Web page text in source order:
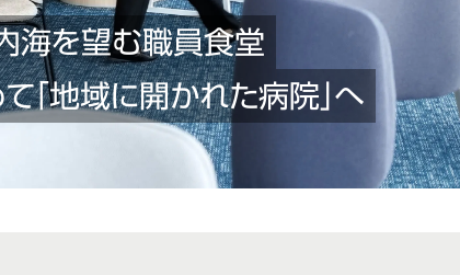
海を望む職員食堂
地域に開かれた病院」へ